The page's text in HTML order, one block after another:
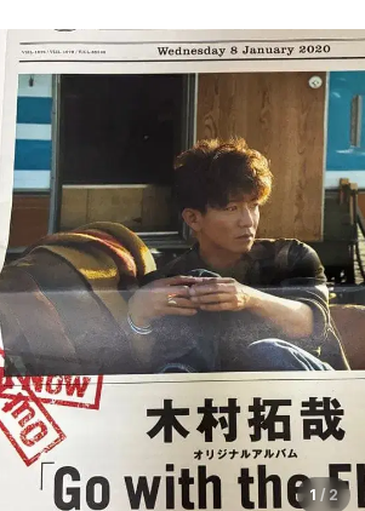
1 / 2